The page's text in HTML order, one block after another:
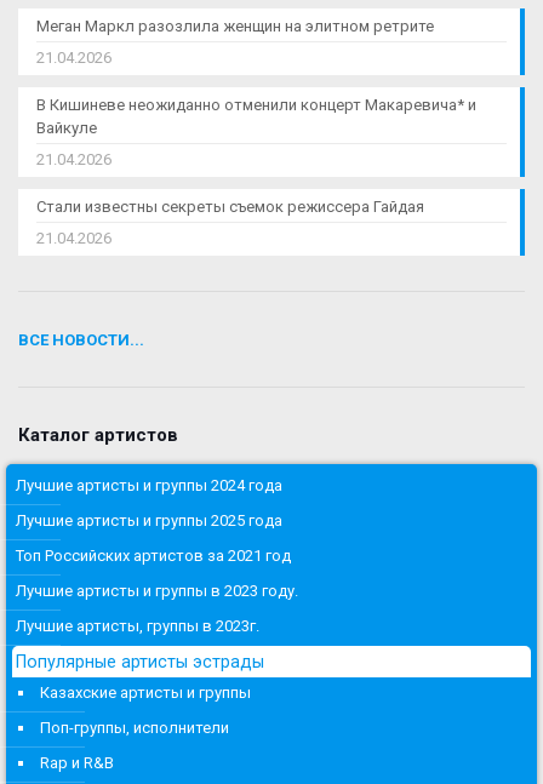
Меган Маркл разозлила женщин на элитном ретрите
21.04.2026
В Кишиневе неожиданно отменили концерт Макаревича* и
Вайкуле
21.04.2026
Стали известны секреты съемок режиссера Гайдая
21.04.2026
ВСЕ НОВОСТИ...
Каталог артистов
Лучшие артисты и группы 2024 года
Лучшие артисты и группы 2025 года
Топ Российских артистов за 2021 год
Лучшие артисты и группы в 2023 году.
Лучшие артисты, группы в 2023г.
Популярные артисты эстрады
Казахские артисты и группы
Поп-группы, исполнители
Rap и R&B